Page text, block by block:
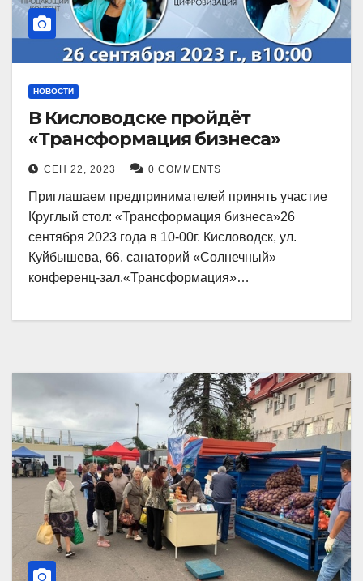
НОВОСТИ
В Кисловодске пройдёт
«Трансформация бизнеса»
СЕН 22, 2023 0 COMMENTS
Приглашаем предпринимателей принять участие
Круглый стол: «Трансформация бизнеса»26
сентября 2023 года в 10-00г. Кисловодск, ул.
Куйбышева, 66, санаторий «Солнечный»
конференц-зал.«Трансформация»…